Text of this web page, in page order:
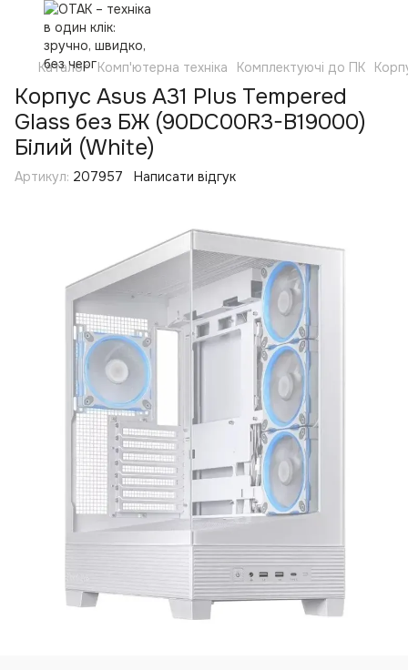
Каталог Комп'ютерна техніка Комплектуючі до ПК
Корпус Asus A31 Plus Tempered
Glass без БЖ (90DC00R3-B19000)
Білий (White)
Артикул: 207957 Написати відгук